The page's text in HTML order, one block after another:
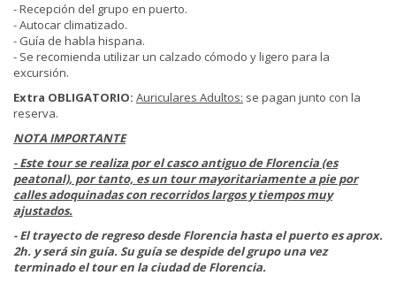
- Recepción del grupo en puerto.
- Autocar climatizado.
- Guía de habla hispana.
- Se recomienda utilizar un calzado cómodo y ligero para la
excursión.
Extra OBLIGATORIO: Auriculares Adultos: se pagan junto con la
reserva.
NOTA IMPORTANTE
- Este tour se realiza por el casco antiguo de Florencia (es
peatonal), por tanto, es un tour mayoritariamente a pie por
calles adoquinadas con recorridos largos y tiempos muy
ajustados.
- El trayecto de regreso desde Florencia hasta el puerto es aprox.
2h. y será sin guía. Su guía se despide del grupo una vez
terminado el tour en la ciudad de Florencia.